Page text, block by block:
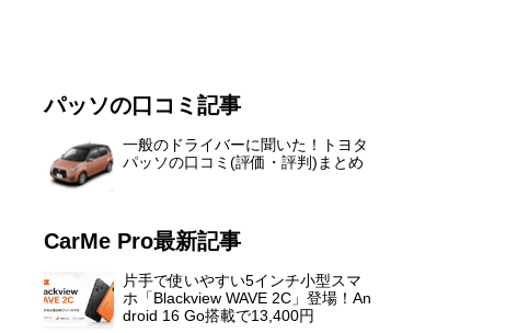
パッソの口コミ記事
一般のドライバーに聞いた！トヨタ
パッソの口コミ(評価・評判)まとめ
CarMe Pro最新記事
片手で使いやすい5インチ小型スマ
ホ「Blackview WAVE 2C」登場！An
droid 16 Go搭載で13,400円